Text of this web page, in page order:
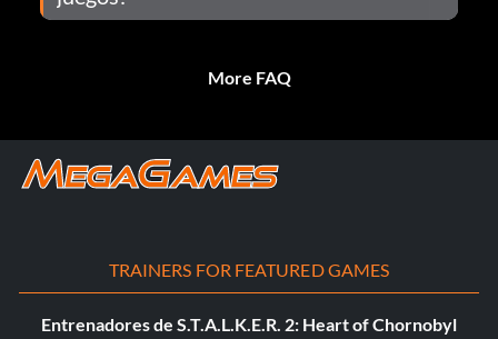
More FAQ
TRAINERS FOR FEATURED GAMES
Entrenadores de S.T.A.L.K.E.R. 2: Heart of Chornobyl